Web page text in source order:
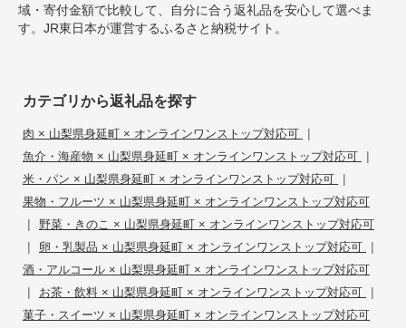
域・寄付金額で比較して、自分に合う返礼品を安心して選べま
す。JR東日本が運営するふるさと納税サイト。
カテゴリから返礼品を探す
肉 × 山梨県身延町 × オンラインワンストップ対応可 |
魚介・海産物 × 山梨県身延町 × オンラインワンストップ対応可 |
米・パン × 山梨県身延町 × オンラインワンストップ対応可 |
果物・フルーツ × 山梨県身延町 × オンラインワンストップ対応可
| 野菜・きのこ × 山梨県身延町 × オンラインワンストップ対応可
| 卵・乳製品 × 山梨県身延町 × オンラインワンストップ対応可 |
酒・アルコール × 山梨県身延町 × オンラインワンストップ対応可
| お茶・飲料 × 山梨県身延町 × オンラインワンストップ対応可 |
菓子・スイーツ × 山梨県身延町 × オンラインワンストップ対応可